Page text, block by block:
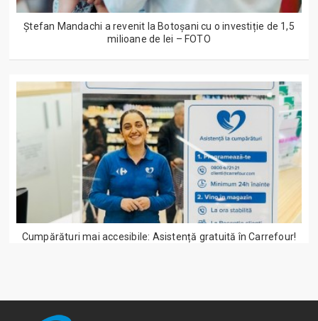
Ștefan Mandachi a revenit la Botoșani cu o investiție de 1,5
milioane de lei – FOTO
Cumpărături mai accesibile: Asistență gratuită în Carrefour!